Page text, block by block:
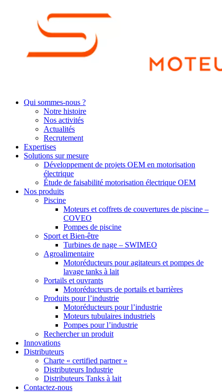
Qui sommes-nous ?
Notre histoire
Nos activités
Actualités
Recrutement
Expertises
Solutions sur mesure
Développement de projets OEM en motorisation
électrique
Étude de faisabilité motorisation électrique OEM
Nos produits
Piscine
Moteurs et coffrets de couvertures de piscine –
COVEO
Pompes de piscine
Sport et Bien-être
Turbines de nage – SWIMEO
Agroalimentaire
Motoréducteurs pour agitateurs et pompes de
lavage tanks à lait
Portails et ouvrants
Motoréducteurs de portails et barrières
Produits pour l’industrie
Motoréducteurs pour l’industrie
Moteurs tubulaires industriels
Pompes pour l’industrie
Rechercher un produit
Innovations
Distributeurs
Charte « certified partner »
Distributeurs Industrie
Distributeurs Tanks à lait
Contactez-nous